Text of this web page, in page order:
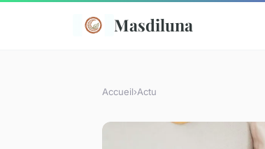
Masdiluna
Accueil›Actu